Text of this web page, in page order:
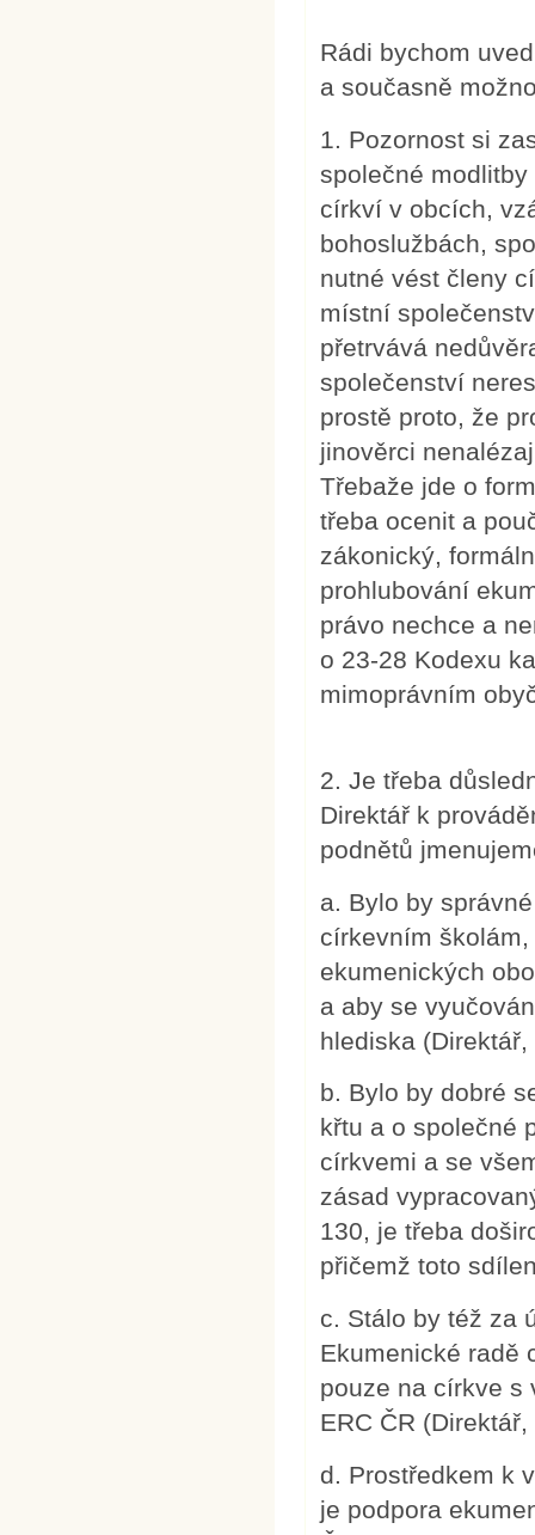
Rádi bychom
a současně
1. Pozornost si
společné
církví v obcích,
bohoslužbách,
nutné vést členy
místní
přetrvává
společenství
prostě proto, že
jinověrci
Třebaže jde o
třeba ocenit a
zákonický,
prohlubování
právo nechce a
o 23-28 Kodexu
mimoprávním
2. Je třeba
Direktář k
podnětů
a. Bylo by
církevním
ekumenických
a aby se
hlediska
b. Bylo by dobré
křtu a o společné
církvemi a se
zásad
130, je třeba
přičemž toto
c. Stálo by též za
Ekumenické radě
pouze na církve s
ERC ČR
d. Prostředkem k
je podpora